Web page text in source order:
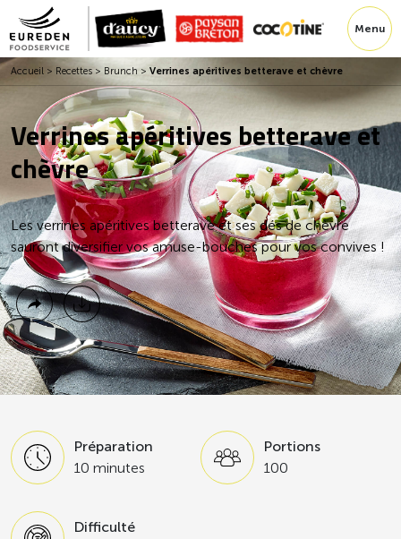
Menu
Accueil > Recettes > Brunch > Verrines apéritives betterave et chèvre
Verrines apéritives betterave et
chèvre
Les verrines apéritives betterave et ses dés de chèvre
sauront diversifier vos amuse-bouches pour vos convives !
Préparation
10 minutes
Portions
100
Difficulté